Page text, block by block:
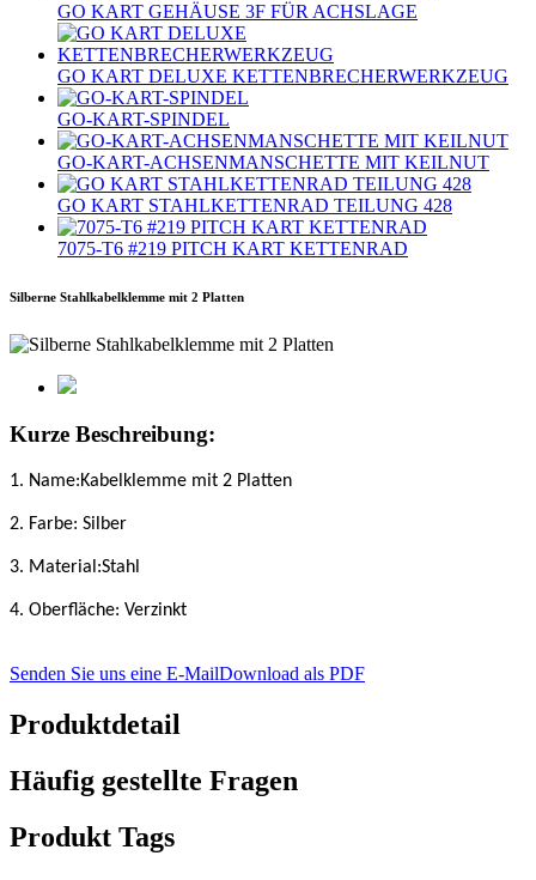
GO KART GEHÄUSE 3F FÜR ACHSLAGE
GO KART DELUXE KETTENBRECHERWERKZEUG
GO-KART-SPINDEL
GO-KART-ACHSENMANSCHETTE MIT KEILNUT
GO KART STAHLKETTENRAD TEILUNG 428
7075‐T6 #219 PITCH KART KETTENRAD
Silberne Stahlkabelklemme mit 2 Platten
Kurze Beschreibung:
1. Name:Kabelklemme mit 2 Platten
2. Farbe: Silber
3. Material:Stahl
4. Oberfläche: Verzinkt
Senden Sie uns eine E-MailDownload als PDF
Produktdetail
Häufig gestellte Fragen
Produkt Tags